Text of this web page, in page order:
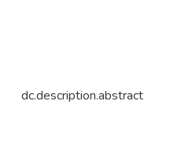
dc.description.abstract